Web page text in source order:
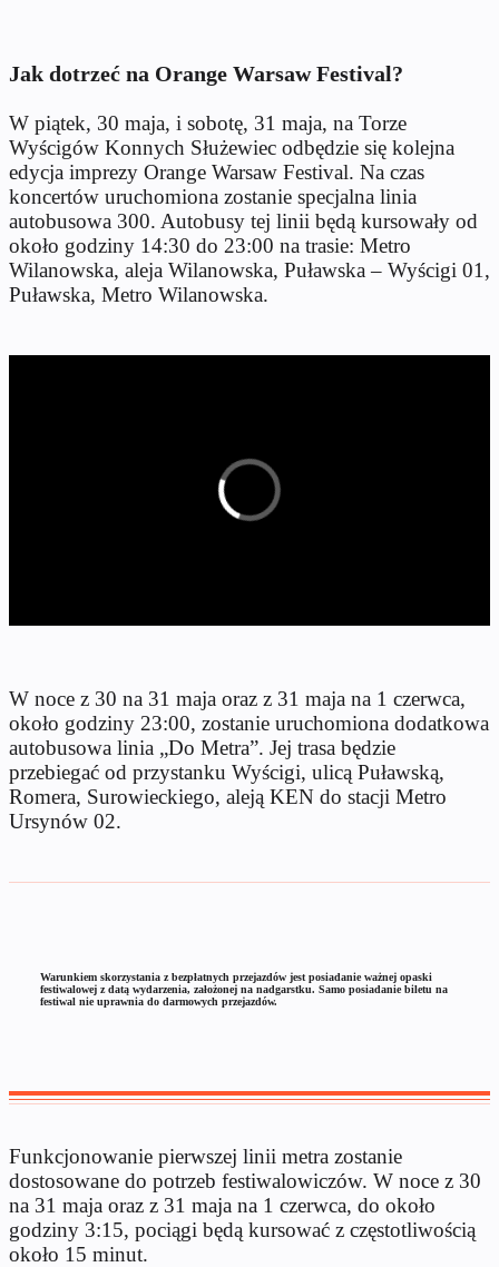
Jak dotrzeć na Orange Warsaw Festival?
W piątek, 30 maja, i sobotę, 31 maja, na Torze
Wyścigów Konnych Służewiec odbędzie się kolejna
edycja imprezy Orange Warsaw Festival. Na czas
koncertów uruchomiona zostanie specjalna linia
autobusowa 300. Autobusy tej linii będą kursowały od
około godziny 14:30 do 23:00 na trasie: Metro
Wilanowska, aleja Wilanowska, Puławska – Wyścigi 01,
Puławska, Metro Wilanowska.
W noce z 30 na 31 maja oraz z 31 maja na 1 czerwca,
około godziny 23:00, zostanie uruchomiona dodatkowa
autobusowa linia „Do Metra”. Jej trasa będzie
przebiegać od przystanku Wyścigi, ulicą Puławską,
Romera, Surowieckiego, aleją KEN do stacji Metro
Ursynów 02.
Warunkiem skorzystania z bezpłatnych przejazdów jest posiadanie ważnej opaski
festiwalowej z datą wydarzenia, założonej na nadgarstku. Samo posiadanie biletu na
festiwal nie uprawnia do darmowych przejazdów.
Funkcjonowanie pierwszej linii metra zostanie
dostosowane do potrzeb festiwalowiczów. W noce z 30
na 31 maja oraz z 31 maja na 1 czerwca, do około
godziny 3:15, pociągi będą kursować z częstotliwością
około 15 minut.